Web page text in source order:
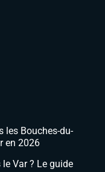
les Bouches-du-
en 2026
Var ? Le guide